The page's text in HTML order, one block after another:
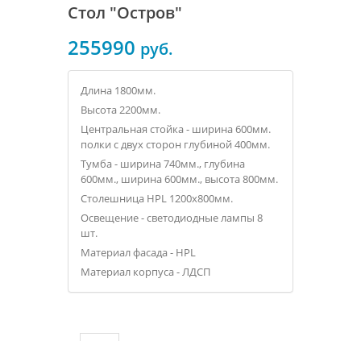
Стол "Остров"
255990 руб.
Длина 1800мм.
Высота 2200мм.
Центральная стойка - ширина 600мм.
полки с двух сторон глубиной 400мм.
Тумба - ширина 740мм., глубина
600мм., ширина 600мм., высота 800мм.
Столешница HPL 1200х800мм.
Освещение - светодиодные лампы 8
шт.
Материал фасада - HPL
Материал корпуса - ЛДСП